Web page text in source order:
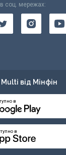
соц. мережах:
від Мінфін
в
в